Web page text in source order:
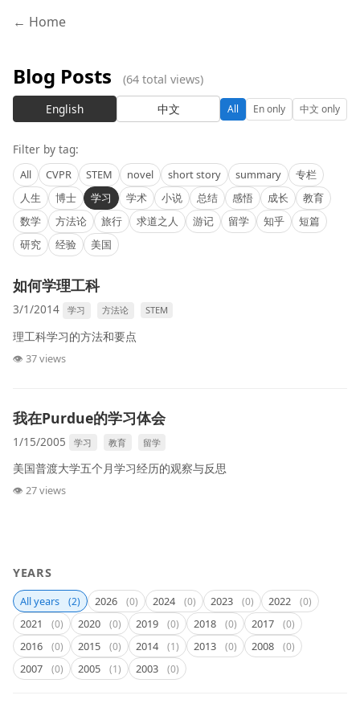
← Home
Blog Posts
(64 total views)
English
中文 All En only 中文 only
Filter by tag:
All CVPR STEM novel short story summary
专栏
人生
博士 学习 学术 小说 总结 感悟 成长
教育
数学
方法论 旅行 求道之人 游记 留学 知乎
短篇
研究
经验 美国
如何学理工科
3/1/2014 学习 方法论 STEM
理工科学习的方法和要点
👁 37 views
我在Purdue的学习体会
1/15/2005 学习 教育 留学
美国普渡大学五个月学习经历的观察与反思
👁 27 views
YEARS
All years (2) 2026 (0) 2024 (0) 2023 (0) 2022 (0)
2021 (0) 2020 (0) 2019 (0) 2018 (0) 2017 (0)
2016 (0) 2015 (0) 2014 (1) 2013 (0) 2008 (0)
2007 (0) 2005 (1) 2003 (0)